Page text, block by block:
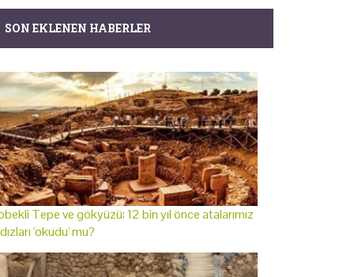
SON EKLENEN HABERLER
Tepe ve gökyüzü: 12 bin yıl önce atalarımız
'okudu' mu?